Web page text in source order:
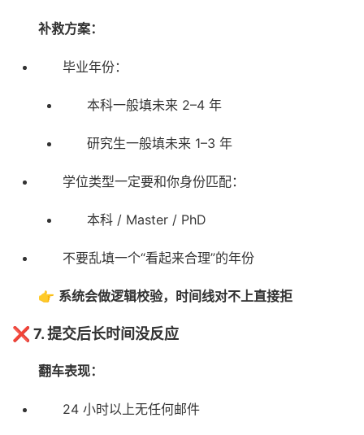
补救方案：
毕业年份：
本科一般填未来 2–4 年
研究生一般填未来 1–3 年
学位类型一定要和你身份匹配：
本科 / Master / PhD
不要乱填一个“看起来合理”的年份
👉 系统会做逻辑校验，时间线对不上直接拒
❌ 7. 提交后长时间没反应
翻车表现：
24 小时以上无任何邮件